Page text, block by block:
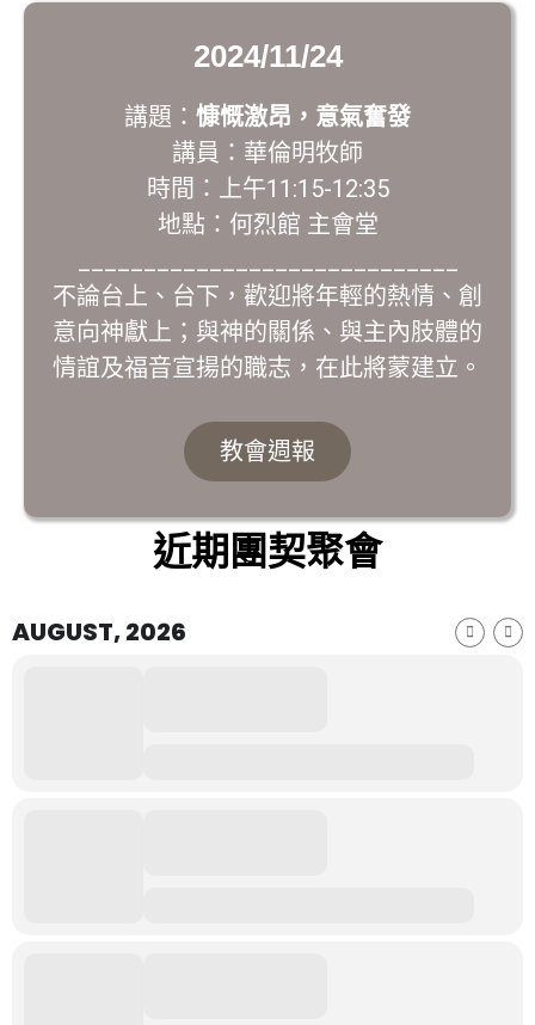
2024/11/24
講題： 慷慨激昂，意氣奮發
講員：華倫明牧師
時間：上午11:15-12:35
地點：何烈館 主會堂
不論台上、台下，歡迎將年輕的熱情、創
意向神獻上；與神的關係、與主內肢體的
情誼及福音宣揚的職志，在此將蒙建立。
教會週報
近期團契聚會
AUGUST, 2026